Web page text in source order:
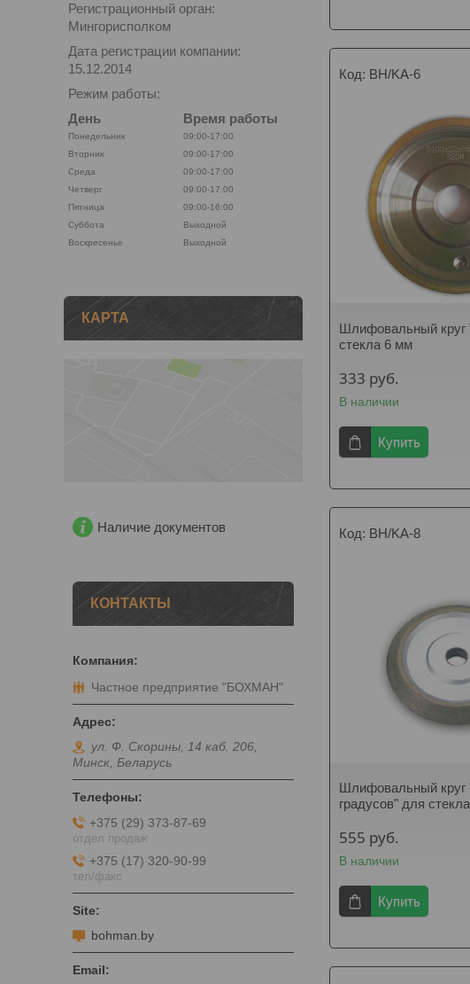
BH/KA-6
Шлифовальный круг
стекла 6 мм
333 руб.
В наличии
Купить
BH/KA-8
Шлифовальный круг
градусов" для
555 руб.
В наличии
Купить
Регистрационный орган:
Мингорисполком
Дата регистрации компании:
15.12.2014
Режим работы:
День
Время работы
Понедельник
09:00-17:00
Вторник
09:00-17:00
Среда
09:00-17:00
Четверг
09:00-17:00
Пятница
09:00-16:00
Суббота
Выходной
Воскресенье
Выходной
КАРТА
Наличие документов
КОНТАКТЫ
Частное предприятие "БОХМАН"
ул. Ф. Скорины, 14 каб. 206,
Минск, Беларусь
+375 (29) 373-87-69
отдел продаж
+375 (17) 320-90-99
тел/факс
bohman.by